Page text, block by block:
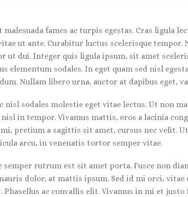
fames ac turpis egestas. Cras ligula
ut ante. Curabitur luctus scelerisque tempor.
ut dui. Integer quis ligula ipsum, sit amet
elementum sodales. In eget quam sed nisl
Nullam libero urna, auctor at dapibus eget,
nisl sodales molestie eget vitae lectus. Ut non
in tempor. Vivamus mattis, eros a lacinia
pretium a sagittis sit amet, cursus nec velit.
arcu, in venenatis tortor semper vitae.
rutrum est sit amet porta. Fusce non
dolor, at mattis ipsum. Sed id mi orci,
ac convallis elit. Vivamus in mi et